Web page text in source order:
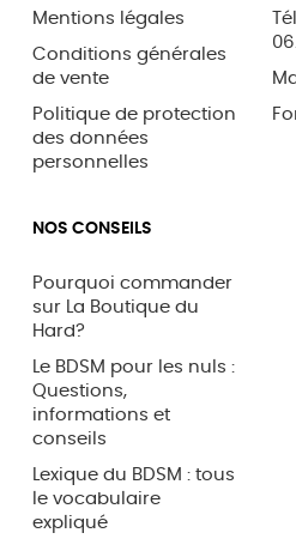
Mentions légales
Conditions générales
de vente
Politique de protection
des données
personnelles
NOS CONSEILS
Pourquoi commander
sur La Boutique du
Hard?
Le BDSM pour les nuls :
Questions,
informations et
conseils
Lexique du BDSM : tous
le vocabulaire
expliqué